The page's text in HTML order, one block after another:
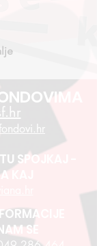
SPOJKAJ -
KAJ
SE